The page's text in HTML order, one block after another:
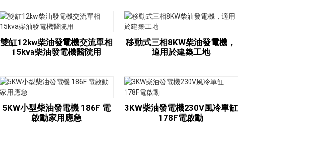
雙缸12kw柴油發電機交流單相
15kva柴油發電機醫院用
移動式三相8KW柴油發電機，
適用於建築工地
5KW小型柴油發電機 186F 電
啟動家用應急
3KW柴油發電機230V風冷單缸
178F電啟動